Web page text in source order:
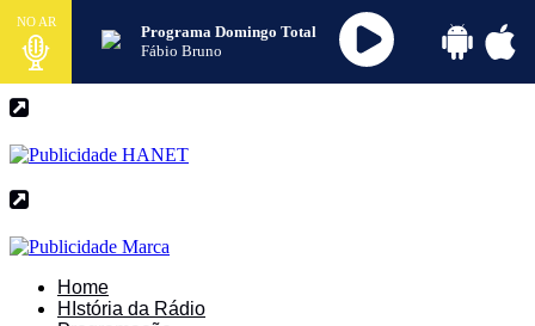
NO AR
Programa Domingo Total
Fábio Bruno
Home
HIstória da Rádio